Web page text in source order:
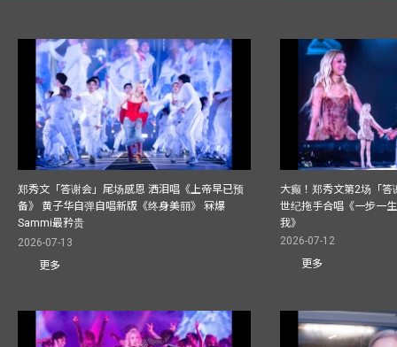
郑秀文「答谢会」尾场感恩 洒泪唱《上帝早已预
备》 黄子华自弹自唱新版《终身美丽》 冧爆
Sammi最矜贵
2026-07-13
更多
大癫！郑秀文第2场「
世纪拖手合唱《一步一
我》
2026-07-12
更多